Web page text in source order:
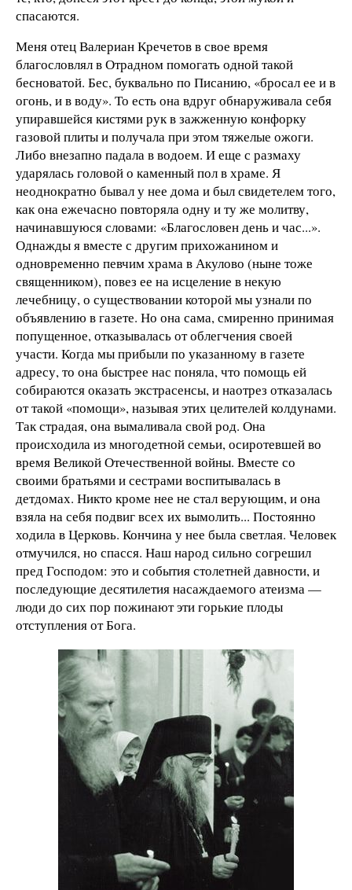
спасаются.
Меня отец Валериан Кречетов в свое время
благословлял в Отрадном помогать одной такой
бесноватой. Бес, буквально по Писанию, «бросал ее и в
огонь, и в воду». То есть она вдруг обнаруживала себя
упиравшейся кистями рук в зажженную конфорку
газовой плиты и получала при этом тяжелые ожоги.
Либо внезапно падала в водоем. И еще с размаху
ударялась головой о каменный пол в храме. Я
неоднократно бывал у нее дома и был свидетелем того,
как она ежечасно повторяла одну и ту же молитву,
начинавшуюся словами: «Благословен день и час...».
Однажды я вместе с другим прихожанином и
одновременно певчим храма в Акулово (ныне тоже
священником), повез ее на исцеление в некую
лечебницу, о существовании которой мы узнали по
объявлению в газете. Но она сама, смиренно принимая
попущенное, отказывалась от облегчения своей
участи. Когда мы прибыли по указанному в газете
адресу, то она быстрее нас поняла, что помощь ей
собираются оказать экстрасенсы, и наотрез отказалась
от такой «помощи», называя этих целителей колдунами.
Так страдая, она вымаливала свой род. Она
происходила из многодетной семьи, осиротевшей во
время Великой Отечественной войны. Вместе со
своими братьями и сестрами воспитывалась в
детдомах. Никто кроме нее не стал верующим, и она
взяла на себя подвиг всех их вымолить... Постоянно
ходила в Церковь. Кончина у нее была светлая. Человек
отмучился, но спасся. Наш народ сильно согрешил
пред Господом: это и события столетней давности, и
последующие десятилетия насаждаемого атеизма —
люди до сих пор пожинают эти горькие плоды
отступления от Бога.